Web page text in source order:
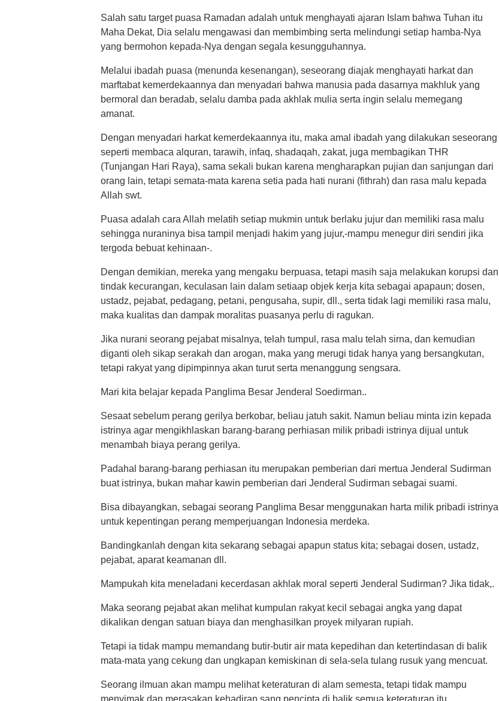
Salah satu target puasa Ramadan adalah untuk menghayati ajaran Islam bahwa Tuhan itu
Maha Dekat, Dia selalu mengawasi dan membimbing serta melindungi setiap hamba-Nya
yang bermohon kepada-Nya dengan segala kesungguhannya.
Melalui ibadah puasa (menunda kesenangan), seseorang diajak menghayati harkat dan
marftabat kemerdekaannya dan menyadari bahwa manusia pada dasarnya makhluk yang
bermoral dan beradab, selalu damba pada akhlak mulia serta ingin selalu memegang
amanat.
Dengan menyadari harkat kemerdekaannya itu, maka amal ibadah yang dilakukan seseorang
seperti membaca alquran, tarawih, infaq, shadaqah, zakat, juga membagikan THR
(Tunjangan Hari Raya), sama sekali bukan karena mengharapkan pujian dan sanjungan dari
orang lain, tetapi semata-mata karena setia pada hati nurani (fithrah) dan rasa malu kepada
Allah swt.
Puasa adalah cara Allah melatih setiap mukmin untuk berlaku jujur dan memiliki rasa malu
sehingga nuraninya bisa tampil menjadi hakim yang jujur,-mampu menegur diri sendiri jika
tergoda bebuat kehinaan-.
Dengan demikian, mereka yang mengaku berpuasa, tetapi masih saja melakukan korupsi dan
tindak kecurangan, keculasan lain dalam setiaap objek kerja kita sebagai apapaun; dosen,
ustadz, pejabat, pedagang, petani, pengusaha, supir, dll., serta tidak lagi memiliki rasa malu,
maka kualitas dan dampak moralitas puasanya perlu di ragukan.
Jika nurani seorang pejabat misalnya, telah tumpul, rasa malu telah sirna, dan kemudian
diganti oleh sikap serakah dan arogan, maka yang merugi tidak hanya yang bersangkutan,
tetapi rakyat yang dipimpinnya akan turut serta menanggung sengsara.
Mari kita belajar kepada Panglima Besar Jenderal Soedirman..
Sesaat sebelum perang gerilya berkobar, beliau jatuh sakit. Namun beliau minta izin kepada
istrinya agar mengikhlaskan barang-barang perhiasan milik pribadi istrinya dijual untuk
menambah biaya perang gerilya.
Padahal barang-barang perhiasan itu merupakan pemberian dari mertua Jenderal Sudirman
buat istrinya, bukan mahar kawin pemberian dari Jenderal Sudirman sebagai suami.
Bisa dibayangkan, sebagai seorang Panglima Besar menggunakan harta milik pribadi istrinya
untuk kepentingan perang memperjuangan Indonesia merdeka.
Bandingkanlah dengan kita sekarang sebagai apapun status kita; sebagai dosen, ustadz,
pejabat, aparat keamanan dll.
Mampukah kita meneladani kecerdasan akhlak moral seperti Jenderal Sudirman? Jika tidak,.
Maka seorang pejabat akan melihat kumpulan rakyat kecil sebagai angka yang dapat
dikalikan dengan satuan biaya dan menghasilkan proyek milyaran rupiah.
Tetapi ia tidak mampu memandang butir-butir air mata kepedihan dan ketertindasan di balik
mata-mata yang cekung dan ungkapan kemiskinan di sela-sela tulang rusuk yang mencuat.
Seorang ilmuan akan mampu melihat keteraturan di alam semesta, tetapi tidak mampu